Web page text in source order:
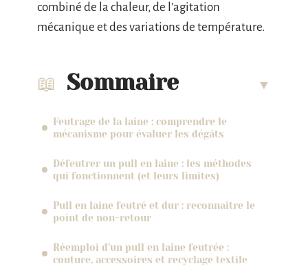
combiné de la chaleur, de l’agitation
mécanique et des variations de température.
Sommaire
Feutrage de la laine : comprendre le
mécanisme pour évaluer les dégâts
Défeutrer un pull en laine : les méthodes
qui fonctionnent (et leurs limites)
Pull en laine feutré et dur : reconnaître le
point de non-retour
Réemploi d’un pull en laine feutrée :
couture, accessoires et recyclage textile